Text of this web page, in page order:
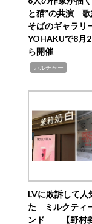
と猫”の共演 歌
そばのギャラリ
YOHAKUで8月
ら開催
カルチャー
LVに敗訴して人
た ミルクティ
ンド 【野村